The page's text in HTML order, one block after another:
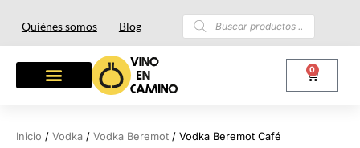
Quiénes somos Blog
0
Inicio / Vodka / Vodka Beremot / Vodka Beremot Café